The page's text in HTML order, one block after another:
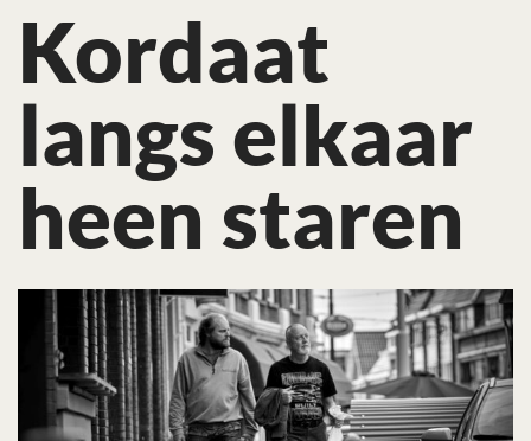
Kordaat
langs elkaar
heen staren